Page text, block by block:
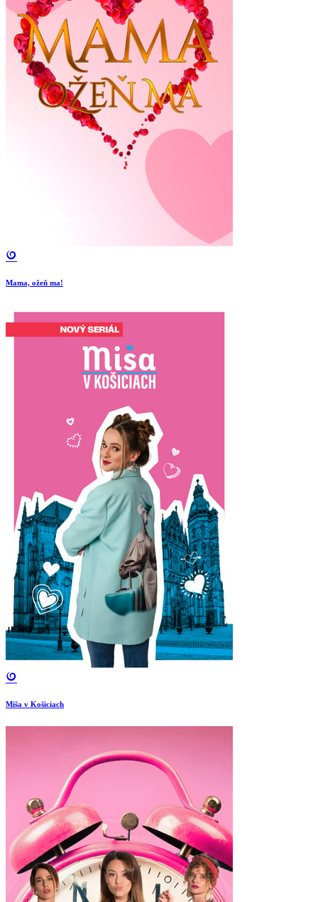
Mama, ožeň ma!
Miša v Košiciach